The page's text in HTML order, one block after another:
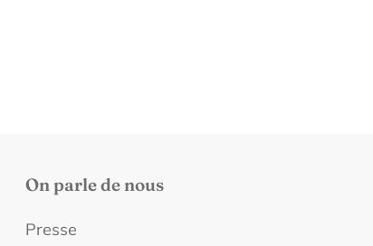
On parle de nous
Presse